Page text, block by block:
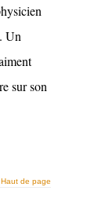
Un
sur son
Haut de page